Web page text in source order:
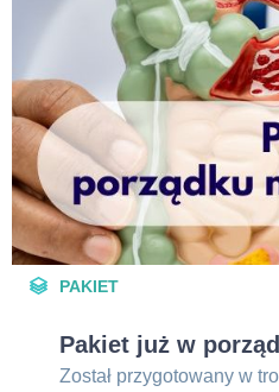
PAKIET
Pakiet już w
Został przygotowany w